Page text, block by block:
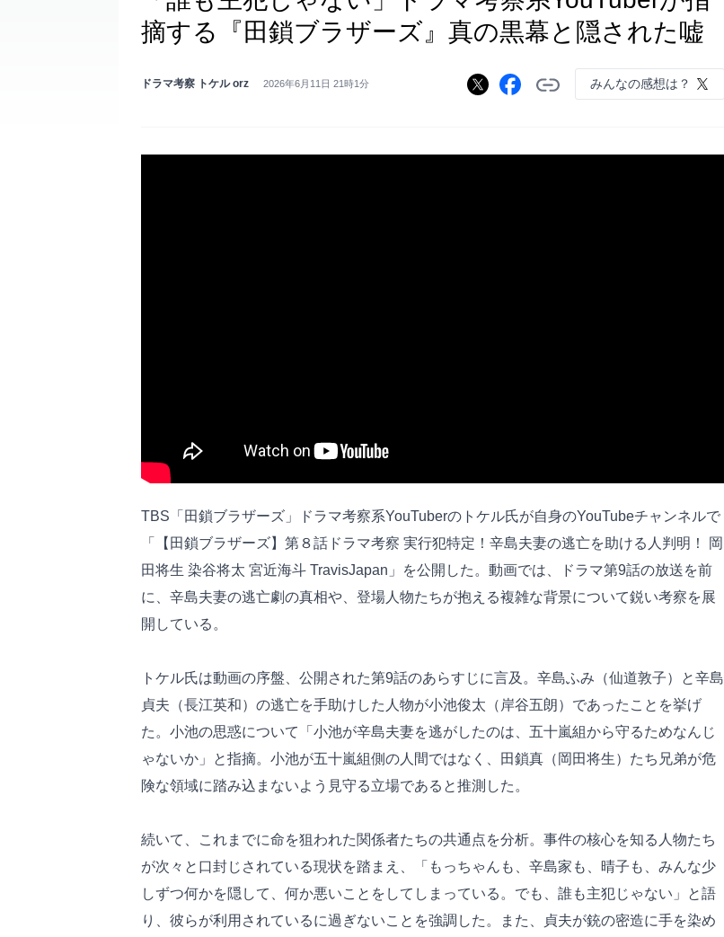
摘する『田鎖ブラザーズ』真の黒幕と隠された嘘
ドラマ考察 トケル orz 2026年6月11日 21時1分 みんなの感想は？
TBS「田鎖ブラザーズ」ドラマ考察系YouTuberのトケル氏が自身のYouTubeチャンネルで
「【田鎖ブラザーズ】第８話ドラマ考察 実行犯特定！辛島夫妻の逃亡を助ける人判明！ 岡
田将生 染谷将太 宮近海斗 TravisJapan」を公開した。動画では、ドラマ第9話の放送を前
に、辛島夫妻の逃亡劇の真相や、登場人物たちが抱える複雑な背景について鋭い考察を展
開している。
トケル氏は動画の序盤、公開された第9話のあらすじに言及。辛島ふみ（仙道敦子）と辛島
貞夫（長江英和）の逃亡を手助けした人物が小池俊太（岸谷五朗）であったことを挙げ
た。小池の思惑について「小池が辛島夫妻を逃がしたのは、五十嵐組から守るためなんじ
ゃないか」と指摘。小池が五十嵐組側の人間ではなく、田鎖真（岡田将生）たち兄弟が危
険な領域に踏み込まないよう見守る立場であると推測した。
続いて、これまでに命を狙われた関係者たちの共通点を分析。事件の核心を知る人物たち
が次々と口封じされている現状を踏まえ、「もっちゃんも、辛島家も、晴子も、みんな少
しずつ何かを隠して、何か悪いことをしてしまっている。でも、誰も主犯じゃない」と語
り、彼らが利用されているに過ぎないことを強調した。また、貞夫が銃の密造に手を染め